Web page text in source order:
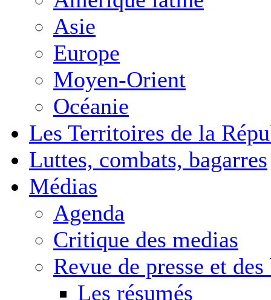
Asie
Europe
Moyen-Orient
Océanie
Les Territoires de la
Luttes, combats, bagarres
Médias
Agenda
Critique des medias
Revue de presse et
Les résumés